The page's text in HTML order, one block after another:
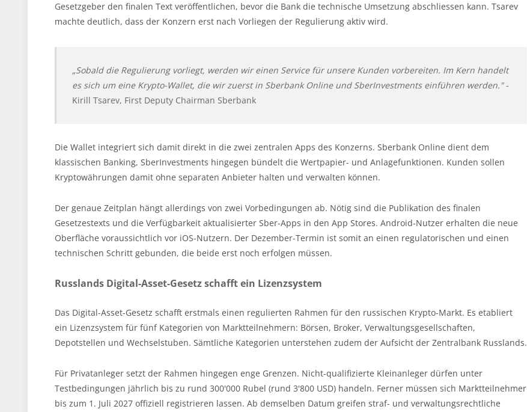
Gesetzgeber den finalen Text veröffentlichen, bevor die Bank die technische Umsetzung abschliessen kann. Tsarev
machte deutlich, dass der Konzern erst nach Vorliegen der Regulierung aktiv wird.
„Sobald die Regulierung vorliegt, werden wir einen Service für unsere Kunden vorbereiten. Im Kern handelt
es sich um eine Krypto-Wallet, die wir zuerst in Sberbank Online und SberInvestments einführen werden."-
Kirill Tsarev, First Deputy Chairman Sberbank
Die Wallet integriert sich damit direkt in die zwei zentralen Apps des Konzerns. Sberbank Online dient dem
klassischen Banking, SberInvestments hingegen bündelt die Wertpapier- und Anlagefunktionen. Kunden sollen
Kryptowährungen damit ohne separaten Anbieter halten und verwalten können.
Der genaue Zeitplan hängt allerdings von zwei Vorbedingungen ab. Nötig sind die Publikation des finalen
Gesetzestexts und die Verfügbarkeit aktualisierter Sber-Apps in den App Stores. Android-Nutzer erhalten die neue
Oberfläche voraussichtlich vor iOS-Nutzern. Der Dezember-Termin ist somit an einen regulatorischen und einen
technischen Schritt gebunden, die beide erst noch erfolgen müssen.
Russlands Digital-Asset-Gesetz schafft ein Lizenzsystem
Das Digital-Asset-Gesetz schafft erstmals einen regulierten Rahmen für den russischen Krypto-Markt. Es etabliert
ein Lizenzsystem für fünf Kategorien von Marktteilnehmern: Börsen, Broker, Verwaltungsgesellschaften,
Depotstellen und Wechselstuben. Sämtliche Kategorien unterstehen zudem der Aufsicht der Zentralbank Russlands.
Für Privatanleger setzt der Rahmen hingegen enge Grenzen. Nicht-qualifizierte Kleinanleger dürfen unter
Testbedingungen jährlich bis zu rund 300'000 Rubel (rund 3'800 USD) handeln. Ferner müssen sich Marktteilnehmer
bis zum 1. Juli 2027 offiziell registrieren lassen. Ab demselben Datum greifen straf- und verwaltungsrechtliche